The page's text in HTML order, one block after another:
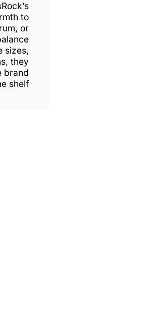
to
or
sizes,
they
brand
shelf.